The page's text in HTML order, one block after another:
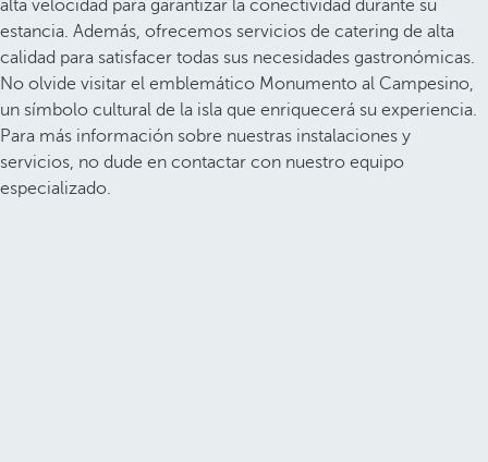
alta velocidad para garantizar la conectividad durante su
estancia. Además, ofrecemos servicios de catering de alta
calidad para satisfacer todas sus necesidades gastronómicas.
No olvide visitar el emblemático Monumento al Campesino,
un símbolo cultural de la isla que enriquecerá su experiencia.
Para más información sobre nuestras instalaciones y
servicios, no dude en contactar con nuestro equipo
especializado.